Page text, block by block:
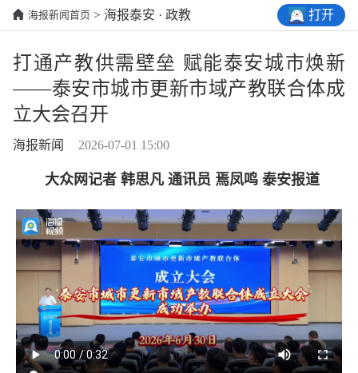
海报新闻首页 > 海报泰安 · 政教 打开
打通产教供需壁垒 赋能泰安城市焕新
——泰安市城市更新市域产教联合体成
立大会召开
海报新闻 2026-07-01 15:00
大众网记者 韩思凡 通讯员 焉凤鸣 泰安报道